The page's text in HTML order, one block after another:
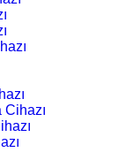
Cihazı